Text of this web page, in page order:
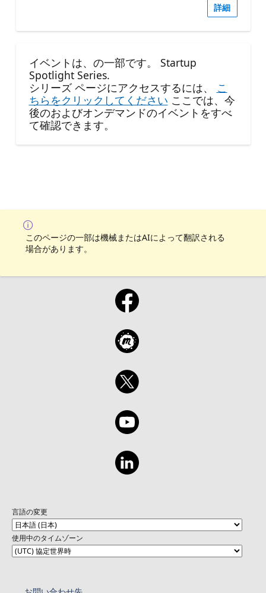
詳細
イベントは、の一部です。 Startup
Spotlight Series.
シリーズ ページにアクセスするには、
こ
ちらをクリックしてください ここでは、今
後のおよびオンデマンドのイベントをすべ
て確認できます。
このページの一部は機械またはAIによって翻訳される
場合があります。
言語の変更
使用中のタイムゾーン